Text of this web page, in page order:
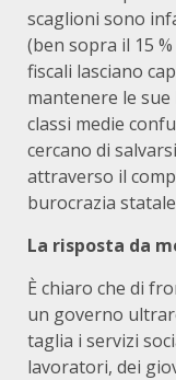
scaglioni sono
(ben sopra il 15
fiscali lasciano
mantenere le
classi medie
cercano di
attraverso il
burocrazia
La risposta da
È chiaro che di
un governo
taglia i servizi
lavoratori, dei